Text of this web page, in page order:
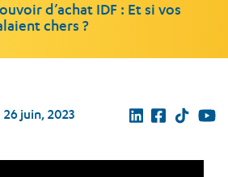
d’achat IDF : Et si vos
chers ?
26 juin, 2023